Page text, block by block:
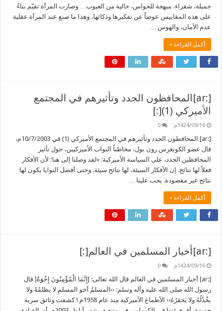
جميلة، شقراء، مبهجة للحواس، خالية من العيوب… وصارت المرأة تقيّم بناءً
على هذه المقاييس عوضاً عن تفكيرها وذكائها، وهذا ما صنع عند المرأة عقلية
عدم الأمان، والهوس …
أكمل القراءة »
[:ar]المحافظون الجدد وتأثيرهم في المجتمع
الأميركي (1)[:]
1424/09/16م 0
[:ar] المحافظون الجدد وتأثيرهم في المجتمع الأميركي (1) في 10/7/2003م،
قال عضو الكونغرس رون بول، مخاطباً النواب الأميركيين، حول تأثير
المحافظين الجدد، على السياسة الأميركية: «لقد وصلنا إلى هنا؛ لأن الأفكار
فعلاً لها نتائج. إن الأفكار السيئة، لها نتائج سيئة. وحتى أفضل النوايا يكون لها
نتائج غير مقصودة. يجب علينا …
أكمل القراءة »
[:ar]أخبار المسلمين في العالم[:]
1424/09/16م 0
[:ar] أخبار المسلمين في العالم قال الله تعالى: ]إِنَّمَا الْمُؤْمِنُونَ إِخْوَةٌ[ قال
رسول الله صلى الله عليه وآله وسلم: ‹‹المسلمُ أخو المسلمِ لا يظلمُهُ ولا
يخْذُلُهُ ولا يَحقرُهُ›› الأطماع الأميركية منذ عام 1958م ! كشفت وثائق سرية